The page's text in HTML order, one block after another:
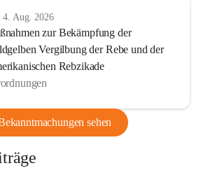
Aug. 2026
zur Bekämpfung der
Vergilbung der Rebe und der
Rebzikade
sehen